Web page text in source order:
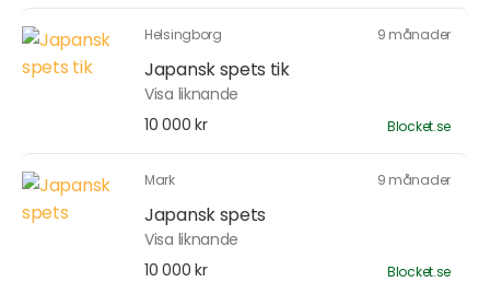
Helsingborg 9 månader
Japansk spets tik
Visa liknande
10 000 kr
Blocket.se
Mark 9 månader
Japansk spets
Visa liknande
10 000 kr
Blocket.se